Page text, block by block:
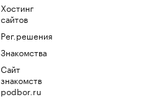
Хостинг
сайтов
Рег.решения
Знакомства
Сайт
знакомств
podbor.ru